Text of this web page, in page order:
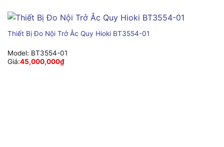
Thiết Bị Đo Nội Trở Ắc Quy Hioki BT3554-01
Model: BT3554-01
Giá:45,000,000₫